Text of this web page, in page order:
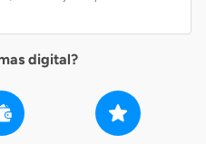
digital?